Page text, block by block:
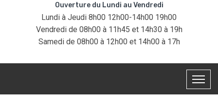
Ouverture du Lundi au Vendredi
Lundi à Jeudi 8h00 12h00-14h00 19h00
Vendredi de 08h00 à 11h45 et 14h30 à 19h
Samedi de 08h00 à 12h00 et 14h00 à 17h